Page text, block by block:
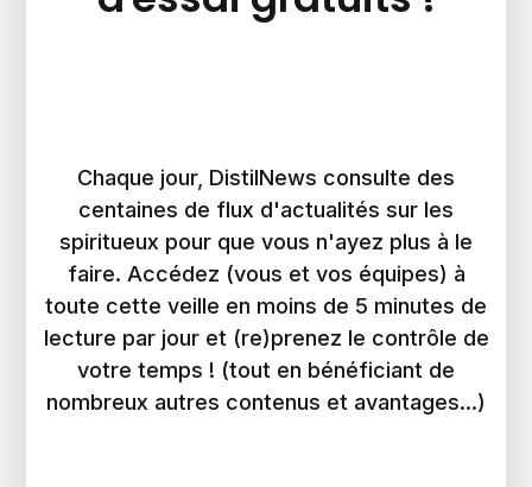
Chaque jour, DistilNews consulte des
centaines de flux d'actualités sur les
spiritueux pour que vous n'ayez plus à le
faire. Accédez (vous et vos équipes) à
toute cette veille en moins de 5 minutes de
lecture par jour et (re)prenez le contrôle de
votre temps ! (tout en bénéficiant de
nombreux autres contenus et avantages...)